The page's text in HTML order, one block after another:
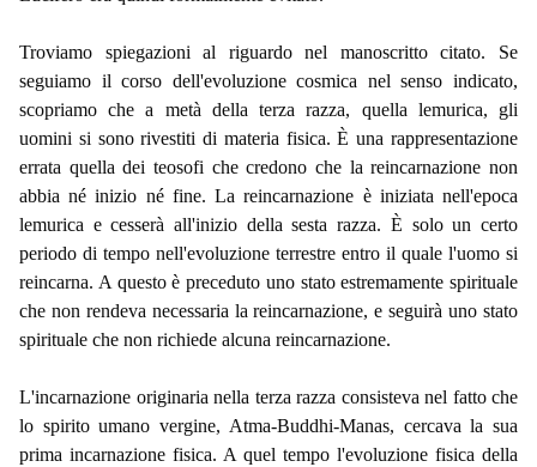
Troviamo spiegazioni al riguardo nel manoscritto citato. Se
seguiamo il corso dell'evoluzione cosmica nel senso indicato,
scopriamo che a metà della terza razza, quella lemurica, gli
uomini si sono rivestiti di materia fisica. È una rappresentazione
errata quella dei teosofi che credono che la reincarnazione non
abbia né inizio né fine. La reincarnazione è iniziata nell'epoca
lemurica e cesserà all'inizio della sesta razza. È solo un certo
periodo di tempo nell'evoluzione terrestre entro il quale l'uomo si
reincarna. A questo è preceduto uno stato estremamente spirituale
che non rendeva necessaria la reincarnazione, e seguirà uno stato
spirituale che non richiede alcuna reincarnazione.
L'incarnazione originaria nella terza razza consisteva nel fatto che
lo spirito umano vergine, Atma-Buddhi-Manas, cercava la sua
prima incarnazione fisica. A quel tempo l'evoluzione fisica della